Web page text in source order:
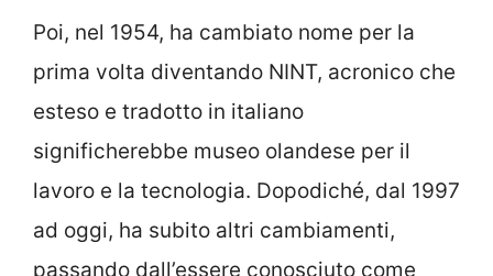
Poi, nel 1954, ha cambiato nome per la
prima volta diventando NINT, acronico che
esteso e tradotto in italiano
significherebbe museo olandese per il
lavoro e la tecnologia. Dopodiché, dal 1997
ad oggi, ha subito altri cambiamenti,
passando dall’essere conosciuto come